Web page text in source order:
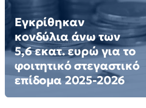
Εγκρίθηκαν
κονδύλια άνω των
5,6 εκατ. ευρώ για το
φοιτητικό στεγαστικό
επίδομα 2025-2026